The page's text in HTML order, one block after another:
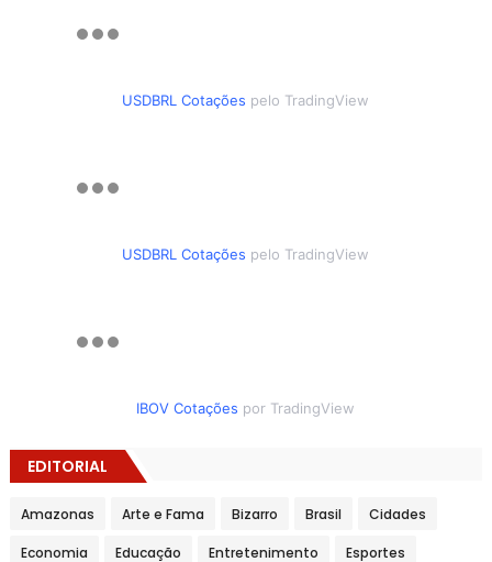
USDBRL Cotações pelo TradingView
USDBRL Cotações pelo TradingView
IBOV Cotações por TradingView
EDITORIAL
Amazonas Arte e Fama Bizarro Brasil Cidades
Economia Educação Entretenimento Esportes